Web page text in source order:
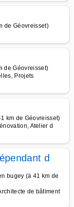
de Géovreisset)
de Géovreisset)
Projets
km de Géovreisset)
Atelier d
d
bugey (à 41 km de
de bâtiment